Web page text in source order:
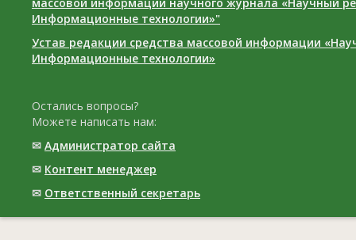
Информационные технологии»"
Устав редакции средства массовой информации
Информационные технологии»
Остались вопросы?
Можете написать нам:
✉ Администратор сайта
✉ Контент менеджер
✉ Ответственный cекретарь